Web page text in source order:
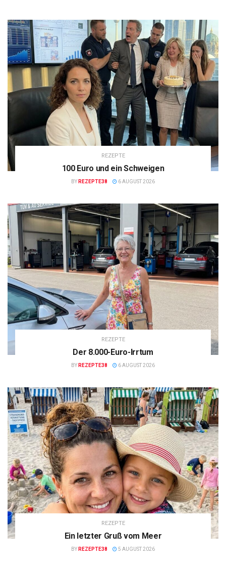
REZEPTE
100 Euro und ein Schweigen
BY REZEPTE38 6 AUGUST 2026
REZEPTE
Der 8.000-Euro-Irrtum
BY REZEPTE38 6 AUGUST 2026
REZEPTE
Ein letzter Gruß vom Meer
BY REZEPTE38 5 AUGUST 2026